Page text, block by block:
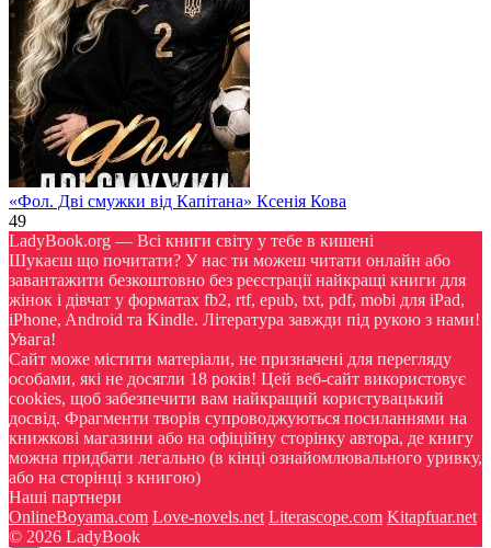
«Фол. Дві смужки від Капітана» Ксенія Кова
49
LadyBook.org — Всі книги світу у тебе в кишені
Шукаєш що почитати? У нас ти можеш читати онлайн або
завантажити безкоштовно без реєстрації найкращі книги для
жінок і дівчат у форматах fb2, rtf, epub, txt, pdf, mobi для iPad,
iPhone, Android та Kindle. Література завжди під рукою з нами!
Увага!
Сайт може містити матеріали, не призначені для перегляду
особами, які не досягли 18 років! Цей веб-сайт використовує
cookies, щоб забезпечити вам найкращий користувацький
досвід. Фрагменти творів супроводжуються посиланнями на
книжкові магазини або на офіційну сторінку автора, де книгу
можна придбати легально (в кінці ознайомлювального уривку,
або на сторінці з книгою)
Наші партнери
OnlineBoyama.com Love-novels.net Literascope.com Kitapfuar.net
© 2026 LadyBook